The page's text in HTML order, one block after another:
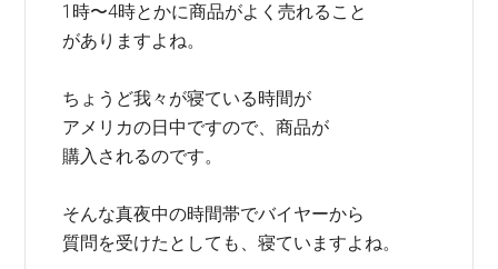
1時〜4時とかに商品がよく売れること
がありますよね。
ちょうど我々が寝ている時間が
アメリカの日中ですので、商品が
購入されるのです。
そんな真夜中の時間帯でバイヤーから
質問を受けたとしても、寝ていますよね。